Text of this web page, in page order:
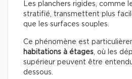
Les planchers rigides, comme
stratifié, transmettent plus
que les surfaces souples.
Ce phénomène est
habitations à étages, où les
supérieur peuvent être
dessous.